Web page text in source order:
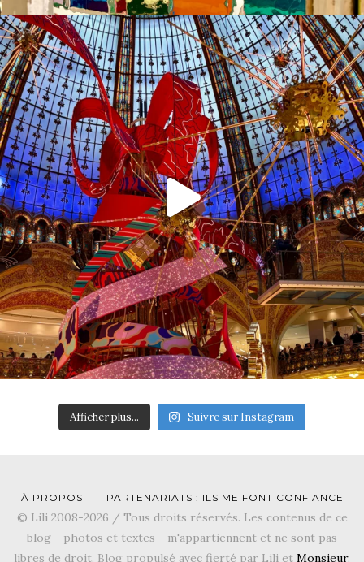
Afficher plus... Suivre sur Instagram
À PROPOS PARTENARIATS : ILS ME FONT CONFIANCE
© Lili 2008-2026 / Tous droits réservés. Les contenus de ce
blog - photos et textes - m'appartiennent et ne sont pas
libres de droit. Blog propulsé avec fierté par Lili et Monsieur.